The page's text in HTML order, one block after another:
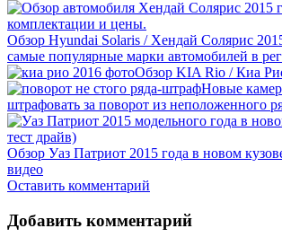
Обзор Hyundai Solaris / Хендай Солярис
самые популярные марки автомобилей в
Обзор KIA Rio / Киа
Новые
штрафовать за поворот из неположенного
Обзор Уаз Патриот 2015 года в новом
видео
Оставить комментарий
Добавить комментарий